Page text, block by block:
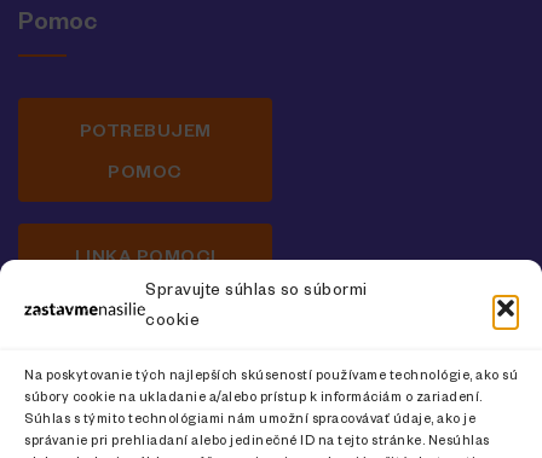
Spravujte súhlas so súbormi
cookie
Na poskytovanie tých najlepších skúseností používame technológie, ako sú
súbory cookie na ukladanie a/alebo prístup k informáciám o zariadení.
Súhlas s týmito technológiami nám umožní spracovávať údaje, ako je
správanie pri prehliadaní alebo jedinečné ID na tejto stránke. Nesúhlas
Pomoc
POTREBUJEM
POMOC
LINKA POMOCI
Newsletter o prevencii násilia na ženách